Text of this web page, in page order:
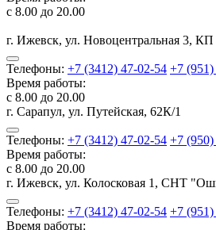
с 8.00 до 20.00
г. Ижевск, ул. Новоцентральная 3,
Телефоны: +7 (3412) 47-02-54 +7
Время работы:
с 8.00 до 20.00
г. Сарапул, ул. Путейская, 62К/1
Телефоны: +7 (3412) 47-02-54 +7
Время работы:
с 8.00 до 20.00
г. Ижевск, ул. Колосковая 1, СНТ
Телефоны: +7 (3412) 47-02-54 +7
Время работы: